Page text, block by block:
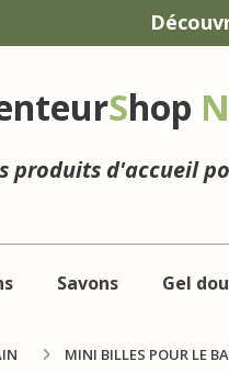
Shop
produits d'accueil
Savons Gel
MINI BILLES POUR LE